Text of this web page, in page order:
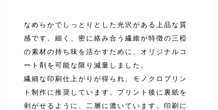
なめらかでしっとりとした光沢がある上品な質
感です。細く、密に絡み合う繊維が特徴の三椏
の素材の持ち味を活かすために、オリジナルコ
ート剤を可能な限り減量しました。
繊細な印刷仕上がりが得られ、モノクロプリン
ト制作に推奨しています。プリント後に裏紙を
剥がせるように、二層に漉いています。印刷に